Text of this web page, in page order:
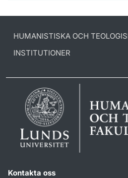
HUMANISTISKA OCH
INSTITUTIONER
Kontakta oss